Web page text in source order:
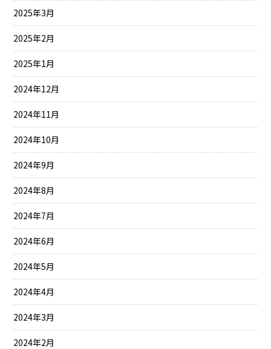
2025年3月
2025年2月
2025年1月
2024年12月
2024年11月
2024年10月
2024年9月
2024年8月
2024年7月
2024年6月
2024年5月
2024年4月
2024年3月
2024年2月